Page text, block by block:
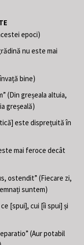
epoci)
nu este mai
bine)
(Din greșeala altuia,
greșeală)
este disprețuită în
mai feroce decât
ostendit” (Fiecare zi,
suntem)
[spui], cui [îi spui] și
(Aur potabil